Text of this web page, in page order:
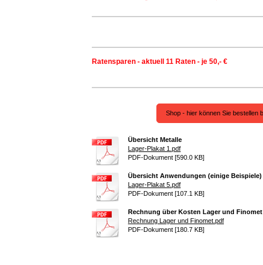
Ratensparen - aktuell 11 Raten - je 50,- €
Shop - hier können Sie bestellen
Übersicht Metalle
Lager-Plakat 1.pdf
PDF-Dokument [590.0 KB]
Übersicht Anwendungen (einige Beispiele)
Lager-Plakat 5.pdf
PDF-Dokument [107.1 KB]
Rechnung über Kosten Lager und Finomet
Rechnung Lager und Finomet.pdf
PDF-Dokument [180.7 KB]